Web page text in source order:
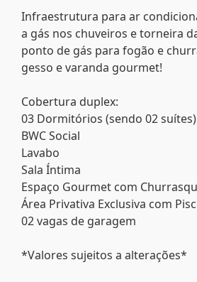
Infraestrutura para ar
a gás nos chuveiros e torneira
ponto de gás para fogão e
gesso e varanda gourmet!
Cobertura duplex:
03 Dormitórios (sendo 02 suítes)
BWC Social
Lavabo
Sala Íntima
Espaço Gourmet com
Área Privativa Exclusiva com
02 vagas de garagem
*Valores sujeitos a alterações*